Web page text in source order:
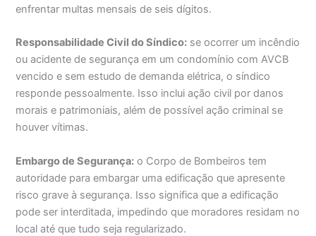
enfrentar multas mensais de seis dígitos.
Responsabilidade Civil do Síndico: se ocorrer um incêndio
ou acidente de segurança em um condomínio com AVCB
vencido e sem estudo de demanda elétrica, o síndico
responde pessoalmente. Isso inclui ação civil por danos
morais e patrimoniais, além de possível ação criminal se
houver vítimas.
Embargo de Segurança: o Corpo de Bombeiros tem
autoridade para embargar uma edificação que apresente
risco grave à segurança. Isso significa que a edificação
pode ser interditada, impedindo que moradores residam no
local até que tudo seja regularizado.